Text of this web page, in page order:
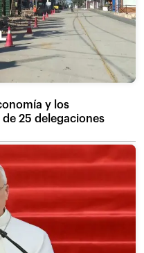
y los
25 delegaciones